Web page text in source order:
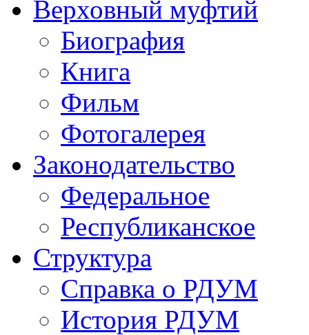
Верховный муфтий
Биография
Книга
Фильм
Фотогалерея
Законодательство
Федеральное
Республиканское
Структура
Справка о РДУМ
История РДУМ